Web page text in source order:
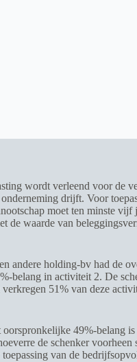
wordt verleend voor de
drijft. Voor
moet ten minste
waarde van
holding-bv had de
belang in activiteit 2. De
51% van deze
49%-belang
de schenker
van de